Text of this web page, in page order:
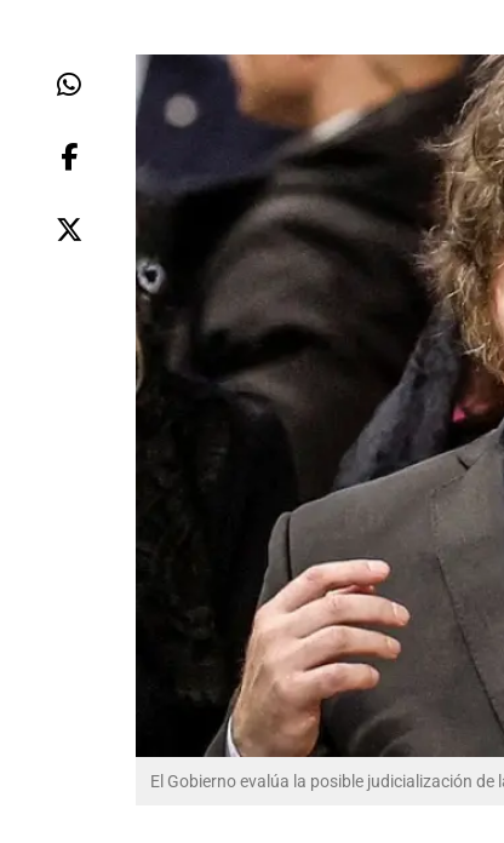
El Gobierno evalúa la posible judicialización de